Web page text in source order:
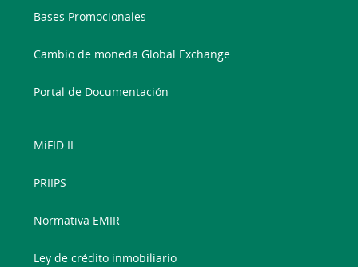
Bases Promocionales
Cambio de moneda Global Exchange
Portal de Documentación
MiFID II
PRIIPS
Normativa EMIR
Ley de crédito inmobiliario